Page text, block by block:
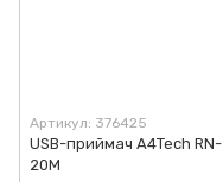
Артикул: 376425
USB-приймач A4Tech RN-
20M